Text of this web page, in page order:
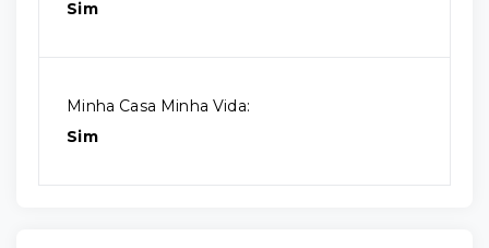
Sim
Minha Casa Minha Vida:
Sim